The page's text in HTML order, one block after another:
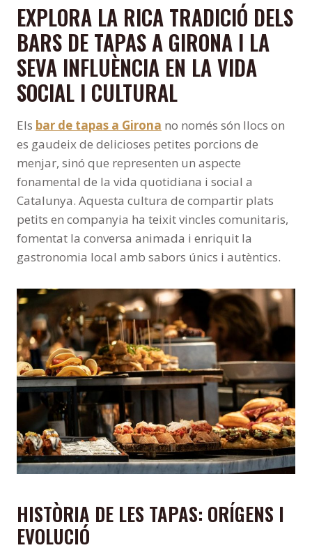
EXPLORA LA RICA TRADICIÓ DELS
BARS DE TAPAS A GIRONA I LA
SEVA INFLUÈNCIA EN LA VIDA
SOCIAL I CULTURAL
Els bar de tapas a Girona no només són llocs on
es gaudeix de delicioses petites porcions de
menjar, sinó que representen un aspecte
fonamental de la vida quotidiana i social a
Catalunya. Aquesta cultura de compartir plats
petits en companyia ha teixit vincles comunitaris,
fomentat la conversa animada i enriquit la
gastronomia local amb sabors únics i autèntics.
HISTÒRIA DE LES TAPAS: ORÍGENS I
EVOLUCIÓ